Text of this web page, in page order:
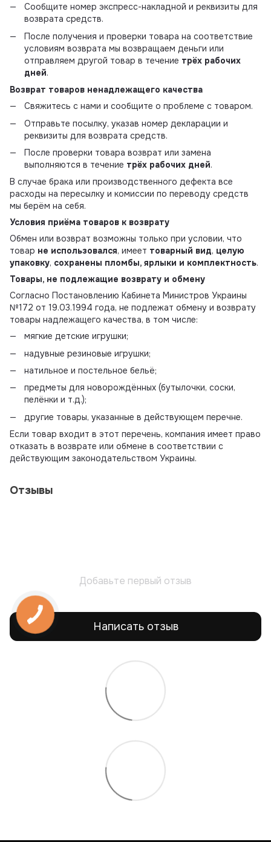
Сообщите номер экспресс-накладной и реквизиты для
возврата средств.
После получения и проверки товара на соответствие
условиям возврата мы возвращаем деньги или
отправляем другой товар в течение трёх рабочих
дней.
Возврат товаров ненадлежащего качества
Свяжитесь с нами и сообщите о проблеме с товаром.
Отправьте посылку, указав номер декларации и
реквизиты для возврата средств.
После проверки товара возврат или замена
выполняются в течение трёх рабочих дней.
В случае брака или производственного дефекта все
расходы на пересылку и комиссии по переводу средств
мы берём на себя.
Условия приёма товаров к возврату
Обмен или возврат возможны только при условии, что
товар не использовался, имеет товарный вид, целую
упаковку, сохранены пломбы, ярлыки и комплектность.
Товары, не подлежащие возврату и обмену
Согласно Постановлению Кабинета Министров Украины
№172 от 19.03.1994 года, не подлежат обмену и возврату
товары надлежащего качества, в том числе:
мягкие детские игрушки;
надувные резиновые игрушки;
натильное и постельное бельё;
предметы для новорождённых (бутылочки, соски,
пелёнки и т.д.);
другие товары, указанные в действующем перечне.
Если товар входит в этот перечень, компания имеет право
отказать в возврате или обмене в соответствии с
действующим законодательством Украины.
Отзывы
Добавьте первый отзыв
Написать отзыв